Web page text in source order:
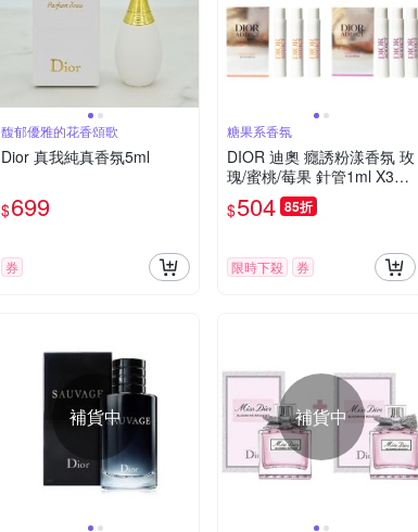
馥郁優雅的花香頌歌
Dior 真我純真香氛5ml
$699
券
糖果系香氛
DIOR 迪奧 癮誘粉漾香氛 玫
瑰/蜜桃/莓果 針管1ml X3入
組- 多款任選
$504 85折
限時下殺 券
補貨中 補貨中